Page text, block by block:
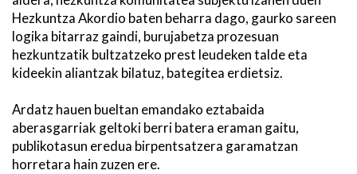
Hezkuntza Akordio baten beharra dago, gaurko sareen
logika bitarraz gaindi, burujabetza prozesuan
hezkuntzatik bultzatzeko prest leudeken talde eta
kideekin aliantzak bilatuz, bategitea erdietsiz.
Ardatz hauen bueltan emandako eztabaida
aberasgarriak geltoki berri batera eraman gaitu,
publikotasun eredua birpentsatzera garamatzan
horretara hain zuzen ere.